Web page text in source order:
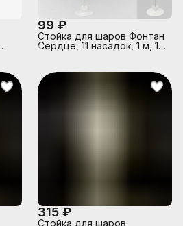
99 ₽
Стойка для шаров Фонтан
Сердце, 11 насадок, 1 м, 1
315 ₽
Стойка для шаров